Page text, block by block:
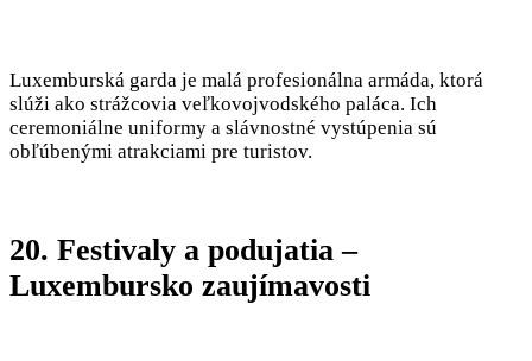
Luxemburská garda je malá profesionálna armáda, ktorá
slúži ako strážcovia veľkovojvodského paláca. Ich
ceremoniálne uniformy a slávnostné vystúpenia sú
obľúbenými atrakciami pre turistov.
20. Festivaly a podujatia –
Luxembursko zaujímavosti